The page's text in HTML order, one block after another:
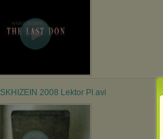
SKHIZEIN 2008 Lektor Pl.avi